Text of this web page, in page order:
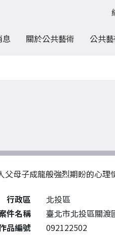
息 關於公共藝術 公共
母子成龍般強烈期盼的心理
品詳細資料
行政區
北投區
件名稱
臺北市北投區關渡
品編號
092122502